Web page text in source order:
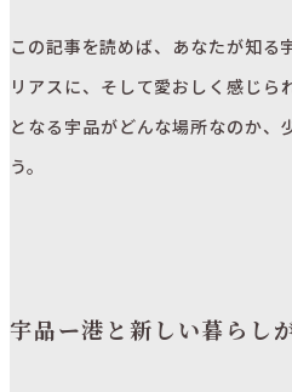
この記事を読めば、あなたが知る
リアスに、そして愛おしく感じら
となる宇品がどんな場所なのか、
う。
宇品ー港と新しい暮らし